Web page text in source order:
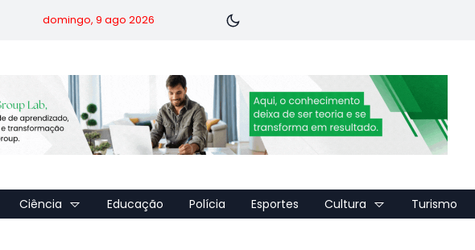
domingo, 9 ago 2026
Ciência Educação Polícia Esportes Cultura Turismo